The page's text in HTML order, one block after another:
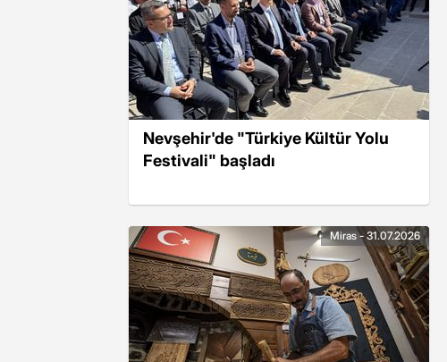
Nevşehir'de "Türkiye Kültür Yolu
Festivali" başladı
Miras - 31.07.2026